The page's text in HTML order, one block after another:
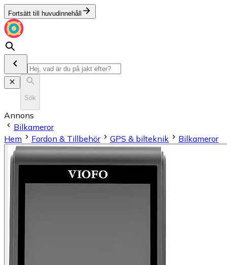
Fortsätt till huvudinnehåll
Sök
Annons
Bilkameror
Hem
Fordon & Tillbehör GPS & bilteknik Bilkameror